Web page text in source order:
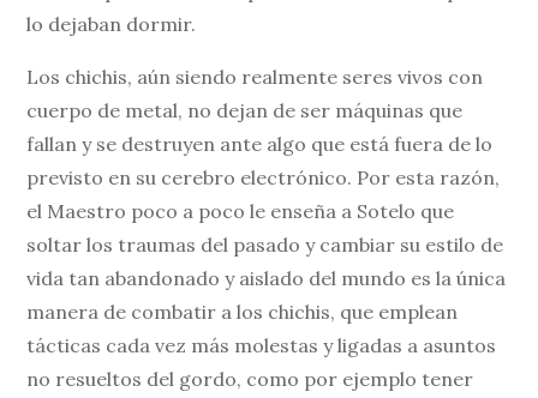
lo dejaban dormir.
Los chichis, aún siendo realmente seres vivos con
cuerpo de metal, no dejan de ser máquinas que
fallan y se destruyen ante algo que está fuera de lo
previsto en su cerebro electrónico. Por esta razón,
el Maestro poco a poco le enseña a Sotelo que
soltar los traumas del pasado y cambiar su estilo de
vida tan abandonado y aislado del mundo es la única
manera de combatir a los chichis, que emplean
tácticas cada vez más molestas y ligadas a asuntos
no resueltos del gordo, como por ejemplo tener